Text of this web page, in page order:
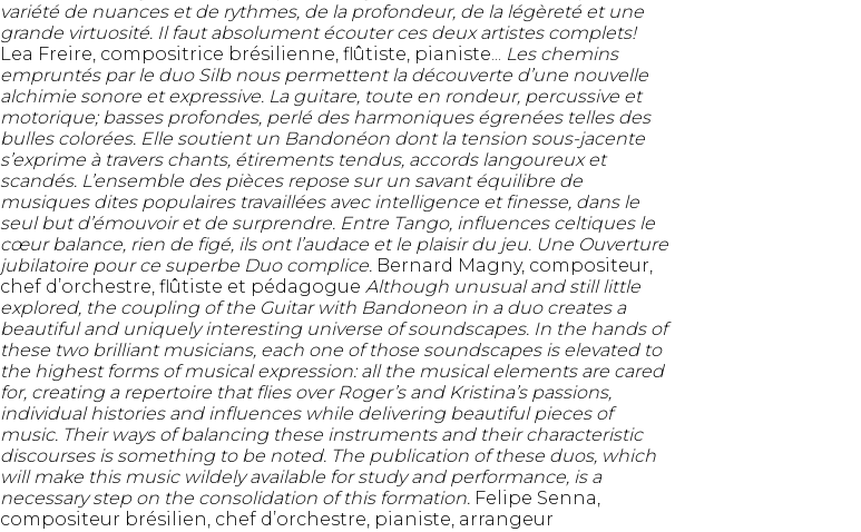
variété de nuances et de rythmes, de la profondeur, de la légèreté et une
grande virtuosité. Il faut absolument écouter ces deux artistes complets!
Lea Freire, compositrice brésilienne, flûtiste, pianiste... Les chemins
empruntés par le duo Silb nous permettent la découverte d’une nouvelle
alchimie sonore et expressive. La guitare, toute en rondeur, percussive et
motorique; basses profondes, perlé des harmoniques égrenées telles des
bulles colorées. Elle soutient un Bandonéon dont la tension sous-jacente
s’exprime à travers chants, étirements tendus, accords langoureux et
scandés. L’ensemble des pièces repose sur un savant équilibre de
musiques dites populaires travaillées avec intelligence et finesse, dans le
seul but d’émouvoir et de surprendre. Entre Tango, influences celtiques le
cœur balance, rien de figé, ils ont l’audace et le plaisir du jeu. Une Ouverture
jubilatoire pour ce superbe Duo complice. Bernard Magny, compositeur,
chef d’orchestre, flûtiste et pédagogueAlthough unusual and still little
explored, the coupling of the Guitar with Bandoneon in a duo creates a
beautiful and uniquely interesting universe of soundscapes. In the hands of
these two brilliant musicians, each one of those soundscapes is elevated to
the highest forms of musical expression: all the musical elements are cared
for, creating a repertoire that flies over Roger’s and Kristina’s passions,
individual histories and influences while delivering beautiful pieces of
music. Their ways of balancing these instruments and their characteristic
discourses is something to be noted. The publication of these duos, which
will make this music wildely available for study and performance, is a
necessary step on the consolidation of this formation. Felipe Senna,
compositeur brésilien, chef d’orchestre, pianiste, arrangeur